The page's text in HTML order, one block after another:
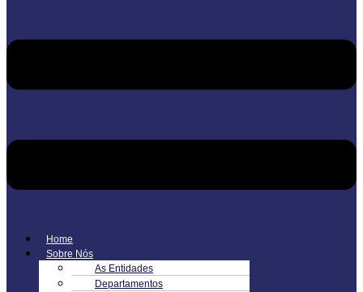
Home
Sobre Nós
As Entidades
Departamentos